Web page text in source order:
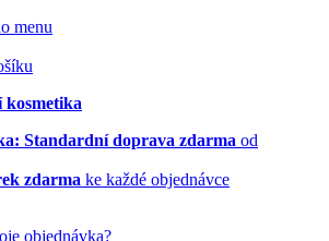
menu
Standardní doprava zdarma od
zdarma ke každé objednávce
objednávka?